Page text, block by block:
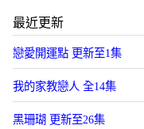
最近更新
戀愛開運點 更新至1集
我的家教戀人 全14集
黑珊瑚 更新至26集